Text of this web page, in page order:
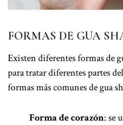
FORMAS DE GUA
Existen diferentes formas de
para tratar diferentes partes
formas más comunes de gua
Forma de corazón: se